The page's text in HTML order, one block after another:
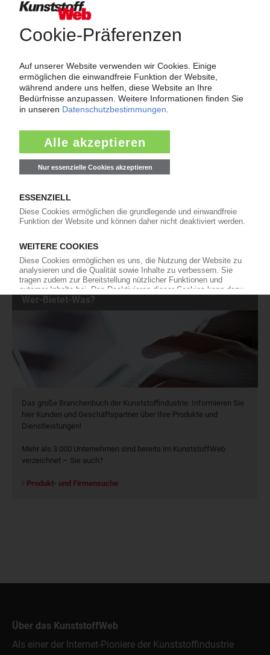
Thermoplastische Elastomer-Vulkanisate (TPE-V)
Thermoplastische Polyamid-Elastomere (TPA)
Thermoplastische Polyolefin-Elastomere, PP/EPDM vernetzt
(TPO-V/X)
Thermoplastische Polyurethan-Elastomere (TPU)
Thermoplastische Styrol-Elastomere (TPE-S)
Thermoplastischer Kautschuk / TE-(EPDM+PP)
Wer-Bietet-Was?
Das große Branchenbuch der Kunststoffindustrie: Informieren Sie
hier Kunden und Geschäftspartner über Ihre Produkte und
Dienstleistungen!
Mehr als 3.000 Unternehmen sind bereits im KunststoffWeb
verzeichnet – Sie auch?
Produkt- und Firmensuche
Über das KunststoffWeb
Als einer der Internet-Pioniere der Kunststoffindustrie